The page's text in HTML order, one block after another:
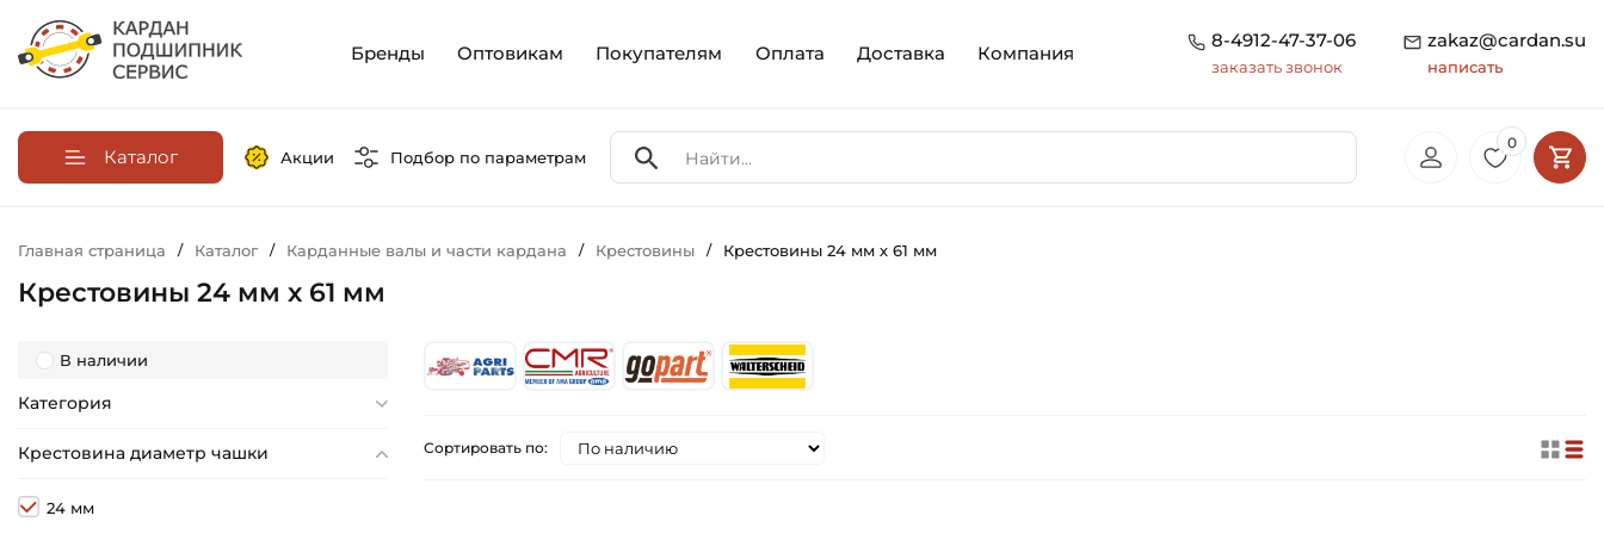
Бренды Оптовикам Покупателям Оплата Доставка Компания
8-4912-47-37-06
заказать звонок
zakaz@cardan.su
написать
Каталог Акции Подбор по параметрам
0
Главная страница / Каталог / Карданные валы и части кардана / Крестовины / Крестовины 24 мм х 61 мм
Крестовины 24 мм х 61 мм
В наличии
Категория
Крестовина диаметр чашки
24 мм
Сортировать по: